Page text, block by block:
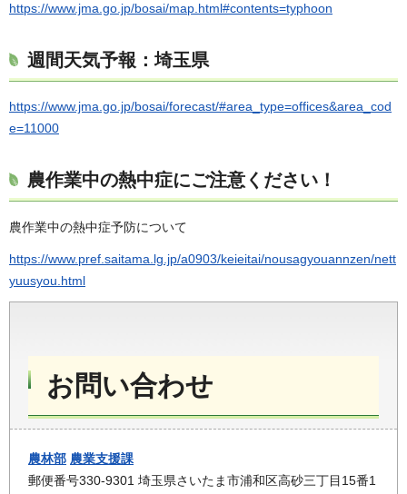
https://www.jma.go.jp/bosai/map.html#contents=typhoon
週間天気予報：埼玉県
https://www.jma.go.jp/bosai/forecast/#area_type=offices&area_cod
e=11000
農作業中の熱中症にご注意ください！
農作業中の熱中症予防について
https://www.pref.saitama.lg.jp/a0903/keieitai/nousagyouannzen/nett
yuusyou.html
お問い合わせ
農林部 農業支援課
郵便番号330-9301 埼玉県さいたま市浦和区高砂三丁目15番1